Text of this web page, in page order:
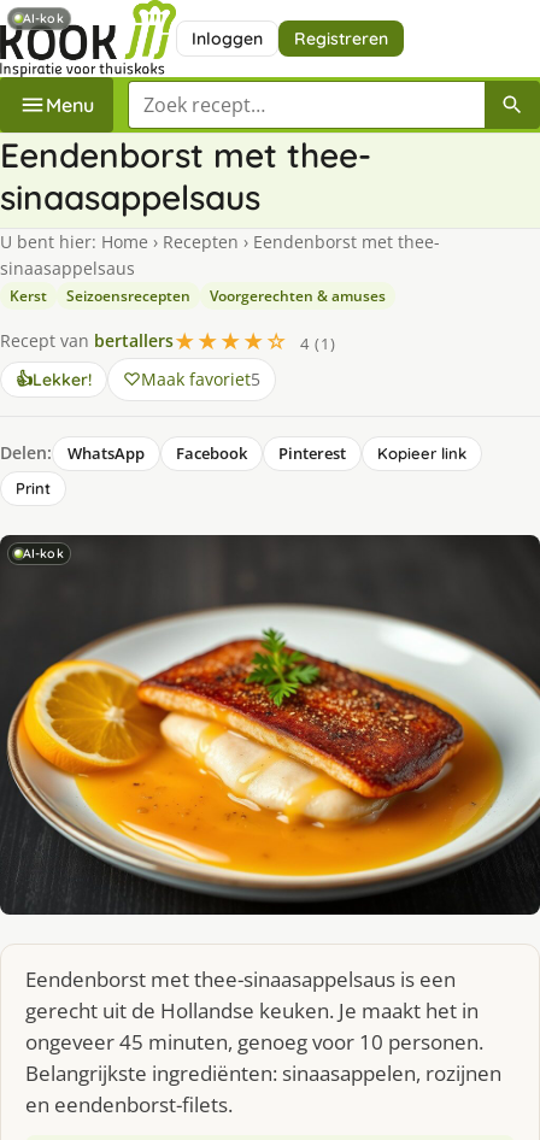
Inloggen Registreren
Menu Zoek een recept
Eendenborst met thee-
sinaasappelsaus
U bent hier: Home › Recepten › Eendenborst met thee-
sinaasappelsaus
Kerst Seizoensrecepten Voorgerechten & amuses
Recept van bertallers★★★★☆
4 (1)
👍Lekker! Maak favoriet5
Delen: WhatsApp Facebook Pinterest
Kopieer link
Print
AI-kok
Eendenborst met thee-sinaasappelsaus is een
gerecht uit de Hollandse keuken. Je maakt het in
ongeveer 45 minuten, genoeg voor 10 personen.
Belangrijkste ingrediënten: sinaasappelen, rozijnen
en eendenborst-filets.
AI-kok